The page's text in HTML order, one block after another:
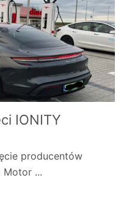
IONITY
producentów
Motor ...